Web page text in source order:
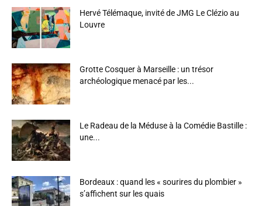
Hervé Télémaque, invité de JMG Le Clézio au
Louvre
Grotte Cosquer à Marseille : un trésor
archéologique menacé par les...
Le Radeau de la Méduse à la Comédie Bastille :
une...
Bordeaux : quand les « sourires du plombier »
s’affichent sur les quais